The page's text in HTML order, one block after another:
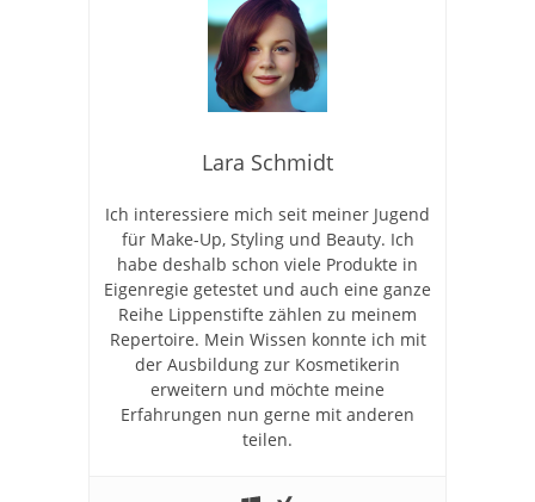
Lara Schmidt
Ich interessiere mich seit meiner Jugend
für Make-Up, Styling und Beauty. Ich
habe deshalb schon viele Produkte in
Eigenregie getestet und auch eine ganze
Reihe Lippenstifte zählen zu meinem
Repertoire. Mein Wissen konnte ich mit
der Ausbildung zur Kosmetikerin
erweitern und möchte meine
Erfahrungen nun gerne mit anderen
teilen.